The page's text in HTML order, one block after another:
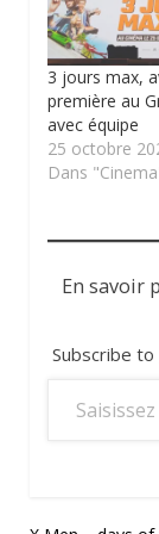
3 jours max,
première au
avec équipe
25 octobre
Dans
En savoir
Subscribe